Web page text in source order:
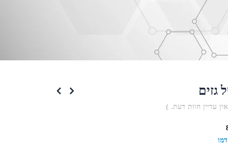
גזים
עדיין חוות דעת. )